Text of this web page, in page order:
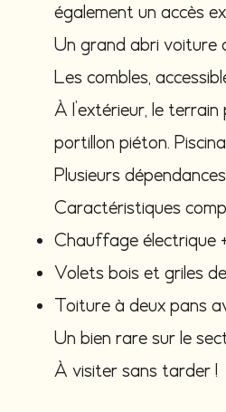
également un accès
Un grand abri voiture
Les combles,
À l’extérieur, le
portillon piéton.
Plusieurs
Caractéristiques
Chauffage électrique
Volets bois et griles
Toiture à deux pans
Un bien rare sur le
À visiter sans tarder !